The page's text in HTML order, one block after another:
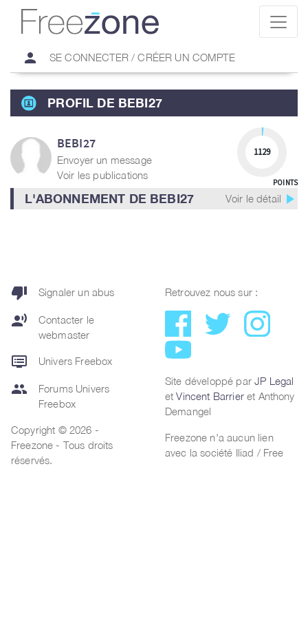
person SE CONNECTER / CRÉER UN COMPTE
PROFIL DE BEBI27
BEBI27
Envoyer un message
Voir les publications
1129
POINTS
L'ABONNEMENT DE BEBI27 Voir le détail play_arrow
thumb_down Signaler un abus
record_voice_over
Contacter le
webmaster
dvr Univers Freebox
group
Forums Univers
Freebox
Copyright © 2026 -
Freezone - Tous droits
réservés.
Retrouvez nous sur :
Site développé parJP Legal
etVincent Barrieret Anthony
Demangel
Freezone n'a aucun lien
avec la société Iliad / Free